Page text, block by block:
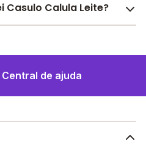
Descoberto, Banda larga,
no Melhor Escola e
Casulo Calula Leite?
- PB.
Central de ajuda